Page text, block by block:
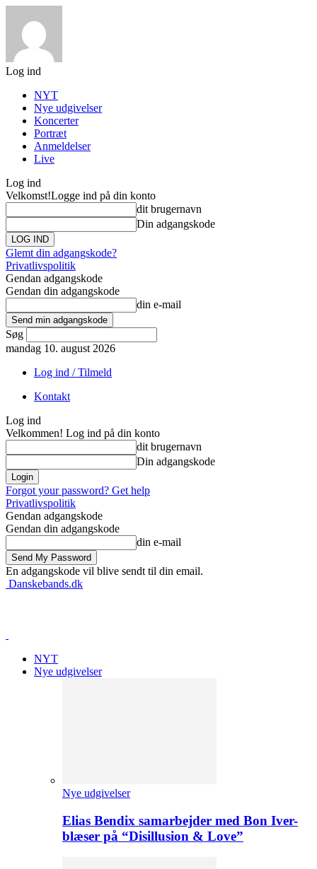
Log ind
NYT
Nye udgivelser
Koncerter
Portræt
Anmeldelser
Live
Log ind
Velkomst!Logge ind på din konto
dit brugernavn
Din adgangskode
Glemt din adgangskode?
Privatlivspolitik
Gendan adgangskode
Gendan din adgangskode
din e-mail
Søg
mandag 10. august 2026
Log ind / Tilmeld
Kontakt
Log ind
Velkommen! Log ind på din konto
dit brugernavn
Din adgangskode
Forgot your password? Get help
Privatlivspolitik
Gendan adgangskode
Gendan din adgangskode
din e-mail
En adgangskode vil blive sendt til din email.
Danskebands.dk
NYT
Nye udgivelser
Nye udgivelser
Elias Bendix samarbejder med Bon Iver-
blæser på “Disillusion & Love”